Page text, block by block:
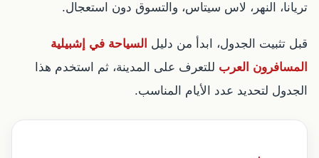
تريانا، النهر، لاس سيتاس، والتسوق دون استعجال.
قبل تثبيت الجدول، ابدأ من دليل السياحة في إشبيلية
المسافرون العرب للتعرف على المدينة، ثم استخدم هذا
الجدول لتحديد عدد الأيام المناسب.